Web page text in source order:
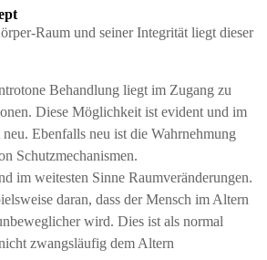
Raum und seiner Integrität liegt dieser
Behandlung liegt im Zugang zu
Diese Möglichkeit ist evident und im
Ebenfalls neu ist die Wahrnehmung
Schutzmechanismen.
im weitesten Sinne Raumveränderungen.
daran, dass der Mensch im Altern
wird. Dies ist als normal
zwangsläufig dem Altern